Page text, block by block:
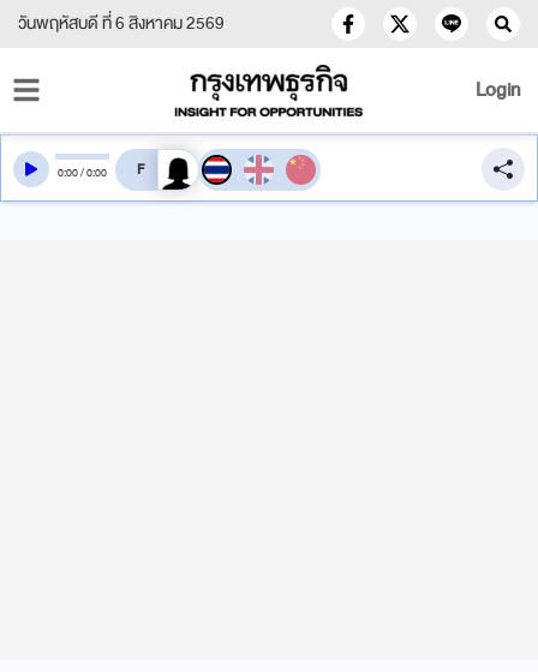
วันพฤหัสบดี ที่ 6 สิงหาคม 2569
Login
0:00/0:00 สลับเสียงอ่าน